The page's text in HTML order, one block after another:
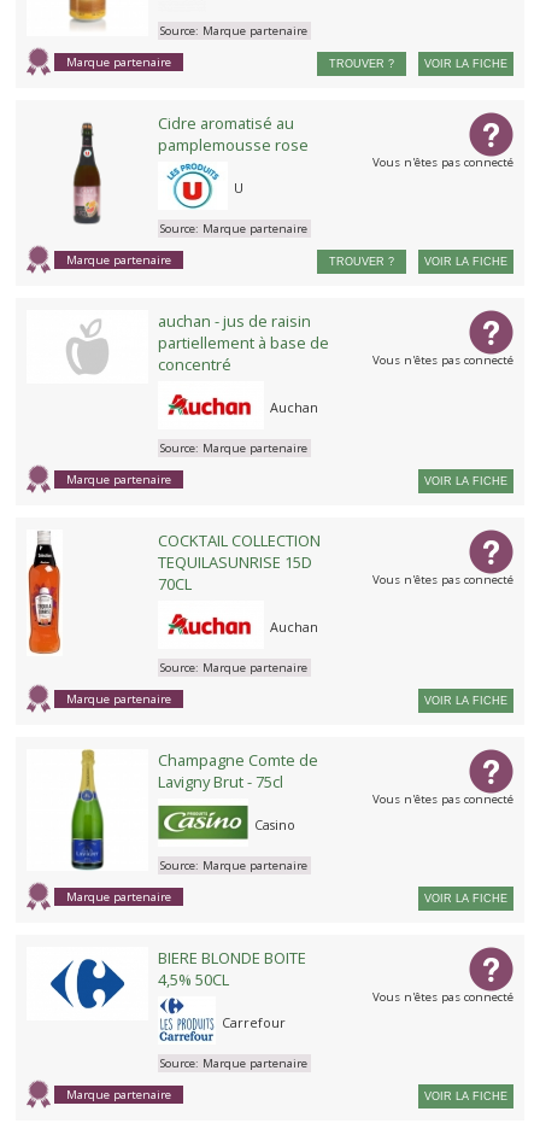
Marque partenaire
Source: Marque partenaire
TROUVER ? VOIR LA FICHE
Cidre aromatisé au
pamplemousse rose
U
Marque partenaire
Source: Marque partenaire
TROUVER ?
Vous n'êtes pas connecté
VOIR LA FICHE
auchan - jus de raisin
partiellement à base de
concentré
Auchan
Marque partenaire
Source: Marque partenaire
Vous n'êtes pas connecté
VOIR LA FICHE
COCKTAIL COLLECTION
TEQUILASUNRISE 15D
70CL
Auchan
Marque partenaire
Source: Marque partenaire
Vous n'êtes pas connecté
VOIR LA FICHE
Champagne Comte de
Lavigny Brut - 75cl
Casino
Marque partenaire
Source: Marque partenaire
Vous n'êtes pas connecté
VOIR LA FICHE
BIERE BLONDE BOITE
4,5% 50CL
Carrefour
Marque partenaire
Source: Marque partenaire
Vous n'êtes pas connecté
VOIR LA FICHE